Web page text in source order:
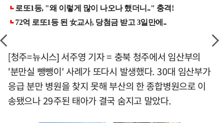
[청주=뉴시스] 서주영 기자 = 충북 청주에서 임산부의
'분만실 뺑뺑이' 사례가 또다시 발생했다. 30대 임산부가
응급 분만 병원을 찾지 못해 부산의 한 종합병원으로 이
송됐으나 29주된 태아가 결국 숨지고 말았다.